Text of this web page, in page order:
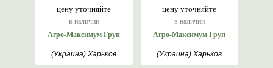
цену уточняйте
в наличии
Агро-Максимум Груп
(Украина) Харьков
цену уточняйте
в наличии
Агро-Максимум Груп
(Украина) Харьков